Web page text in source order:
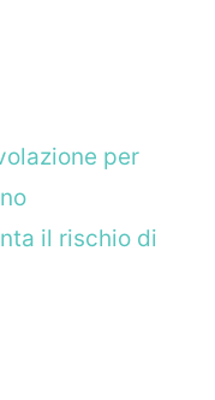
per
il rischio di